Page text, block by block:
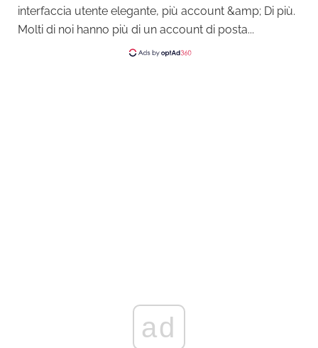
interfaccia utente elegante, più account &amp; Di più.
Molti di noi hanno più di un account di posta...
ad